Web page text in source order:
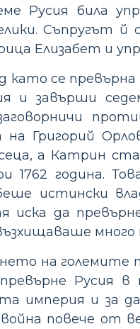
Русия била
Съпругът й
Елизабет и
като се
и завърши
Григорий
а Катрин
1762 година.
истински
иска да
на големите
Русия
империя и за
повече от